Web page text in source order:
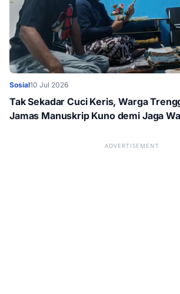
Sosial10 Jul 2026
Tak Sekadar Cuci Keris, Warga
Jamas Manuskrip Kuno demi Jaga
ADVERTISEMENT